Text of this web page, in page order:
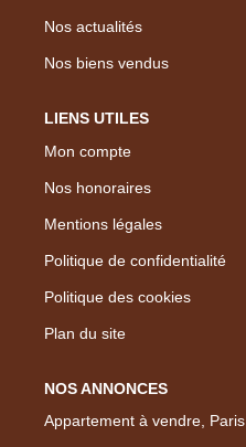
Nos actualités
Nos biens vendus
LIENS UTILES
Mon compte
Nos honoraires
Mentions légales
Politique de confidentialité
Politique des cookies
Plan du site
NOS ANNONCES
Appartement à vendre, Paris